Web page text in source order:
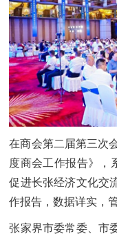
在商会第二届第三次
度商会工作报告》，
促进长张经济文化交
作报告，数据详实，
张家界市委常委、市